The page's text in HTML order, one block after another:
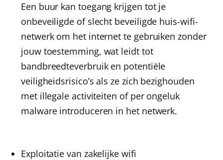
Een buur kan toegang krijgen tot je
onbeveiligde of slecht beveiligde huis-wifi-
netwerk om het internet te gebruiken zonder
jouw toestemming, wat leidt tot
bandbreedteverbruik en potentiële
veiligheidsrisico’s als ze zich bezighouden
met illegale activiteiten of per ongeluk
malware introduceren in het netwerk.
Exploitatie van zakelijke wifi